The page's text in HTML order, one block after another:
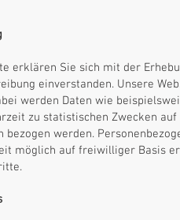
erklären Sie sich mit der
einverstanden. Unsere
werden Daten wie
zu statistischen Zwecken
werden.
möglich auf freiwilliger Basis